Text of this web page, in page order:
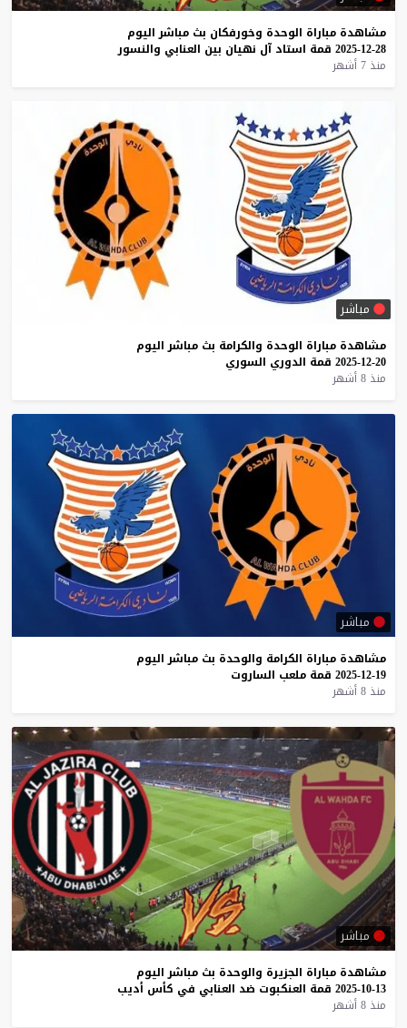
مشاهدة مباراة الوحدة وخورفكان بث مباشر اليوم
28-12-2025
قمة استاد آل نهيان بين العنابي والنسور
منذ 7 أشهر
مباشر
مشاهدة مباراة الوحدة والكرامة بث مباشر اليوم
20-12-2025
قمة الدوري السوري
منذ 8 أشهر
مباشر
مشاهدة مباراة الكرامة والوحدة بث مباشر اليوم
19-12-2025
قمة ملعب الساروت
منذ 8 أشهر
مباشر
مشاهدة مباراة الجزيرة والوحدة بث مباشر اليوم
13-10-2025
قمة العنكبوت ضد العنابي في كأس أديب
منذ 8 أشهر